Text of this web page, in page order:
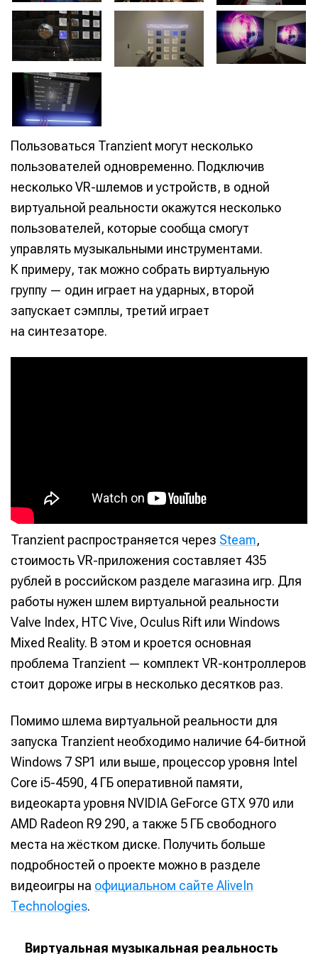
Написание
Исполнение
Написание
Исполнение
Пользоваться Tranzient могут несколько
пользователей одновременно. Подключив
несколько VR-шлемов и устройств, в одной
виртуальной реальности окажутся несколько
пользователей, которые сообща смогут
управлять музыкальными инструментами.
К примеру, так можно собрать виртуальную
группу — один играет на ударных, второй
запускает сэмплы, третий играет
на синтезаторе.
Tranzient распространяется через Steam,
стоимость VR-приложения составляет 435
рублей в российском разделе магазина игр. Для
работы нужен шлем виртуальной реальности
Valve Index, HTC Vive, Oculus Rift или Windows
Mixed Reality. В этом и кроется основная
проблема Tranzient — комплект VR-контроллеров
стоит дороже игры в несколько десятков раз.
Помимо шлема виртуальной реальности для
запуска Tranzient необходимо наличие 64-битной
Windows 7 SP1 или выше, процессор уровня Intel
Core i5-4590, 4 ГБ оперативной памяти,
видеокарта уровня NVIDIA GeForce GTX 970 или
AMD Radeon R9 290, а также 5 ГБ свободного
места на жёстком диске. Получить больше
подробностей о проекте можно в разделе
видеоигры на официальном сайте AliveIn
Technologies.
Виртуальная музыкальная реальность